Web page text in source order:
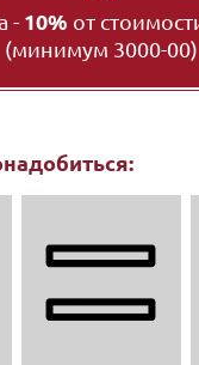
- 10% от
(минимум 3000-00)